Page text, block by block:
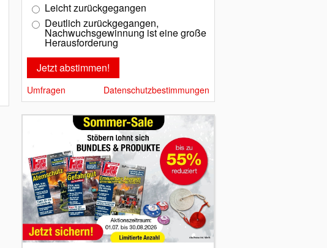
Leicht zurückgegangen
Deutlich zurückgegangen,
Nachwuchsgewinnung ist eine große
Herausforderung
Umfragen Datenschutzbestimmungen